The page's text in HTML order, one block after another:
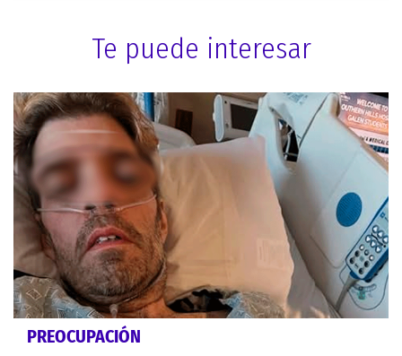
Te puede interesar
PREOCUPACIÓN